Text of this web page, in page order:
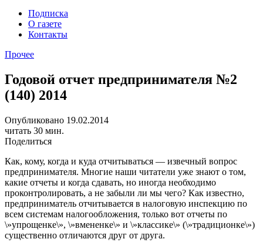
Подписка
О газете
Контакты
Прочее
Годовой отчет предпринимателя №2
(140) 2014
Опубликовано 19.02.2014
читать 30 мин.
Поделиться
Как, кому, когда и куда отчитываться — извечный вопрос
предпринимателя. Многие наши читатели уже знают о том,
какие отчеты и когда сдавать, но иногда необходимо
проконтролировать, а не забыли ли мы чего? Как известно,
предприниматель отчитывается в налоговую инспекцию по
всем системам налогообложения, только вот отчеты по
\»упрощенке\», \»вмененке\» и \»классике\» (\»традиционке\»)
существенно отличаются друг от друга.